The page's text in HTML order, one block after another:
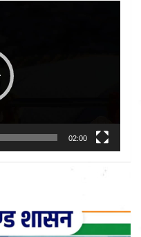
02:00